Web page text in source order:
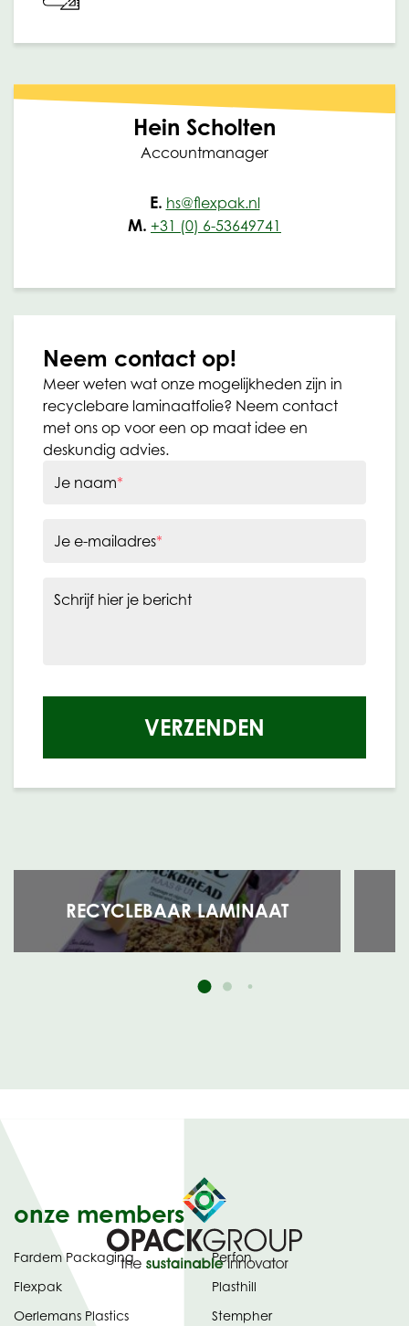
Hein Scholten
Accountmanager
E. hs@flexpak.nl
M. +31 (0) 6-53649741
Neem contact op!
Meer weten wat onze mogelijkheden zijn in
recyclebare laminaatfolie? Neem contact
met ons op voor een op maat idee en
deskundig advies.
Je naam*
Je e-mailadres*
Schrijf hier je bericht
VERZENDEN
RECYCLEBAAR LAMINAAT
onze members
Fardem Packaging
Flexpak
Oerlemans Plastics
Perfon
Plasthill
Stempher